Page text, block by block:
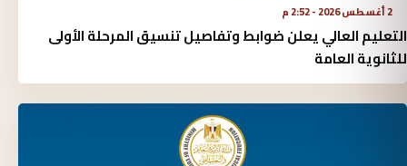
2 أغسطس 2026 - 2:52 م
التعليم العالي يعلن ضوابط وتفاصيل تنسيق المرحلة الأولى
للثانوية العامة